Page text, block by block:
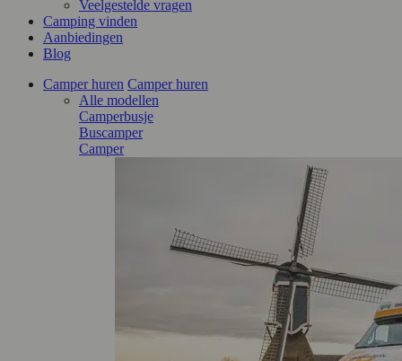
Veelgestelde vragen
Camping vinden
Aanbiedingen
Blog
Camper huren Camper huren
Alle modellen
Camperbusje
Buscamper
Camper